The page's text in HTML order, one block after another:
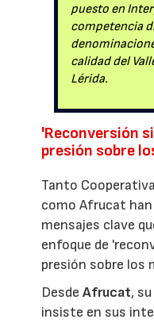
puesto en
competencia
calidad del
Lérida.
'Reconversión
presión sobre
Tanto
como Afrucat
mensajes clave
enfoque de
presión sobre los
DesdeAfrucat,
insiste en sus